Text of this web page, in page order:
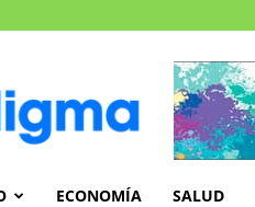
ECONOMÍA SALUD